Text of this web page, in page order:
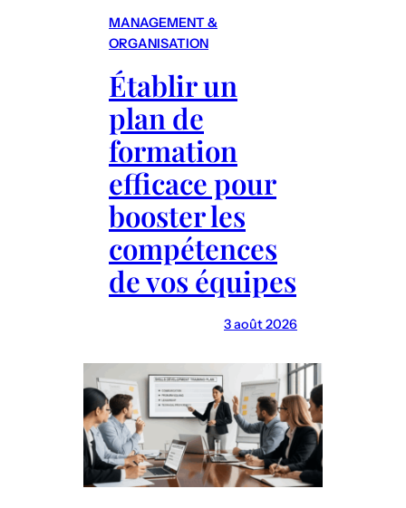
MANAGEMENT &
ORGANISATION
Établir un
plan de
formation
efficace pour
booster les
compétences
de vos équipes
3 août 2026